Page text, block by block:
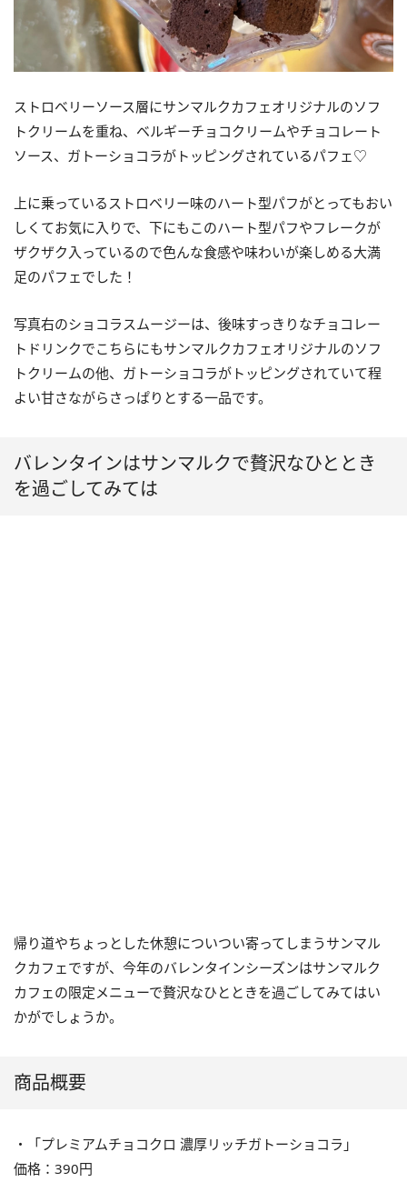
ストロベリーソース層にサンマルクカフェオリジナルのソフ
トクリームを重ね、ベルギーチョコクリームやチョコレート
ソース、ガトーショコラがトッピングされているパフェ♡
上に乗っているストロベリー味のハート型パフがとってもおい
しくてお気に入りで、下にもこのハート型パフやフレークが
ザクザク入っているので色んな食感や味わいが楽しめる大満
足のパフェでした！
写真右のショコラスムージーは、後味すっきりなチョコレー
トドリンクでこちらにもサンマルクカフェオリジナルのソフ
トクリームの他、ガトーショコラがトッピングされていて程
よい甘さながらさっぱりとする一品です。
バレンタインはサンマルクで贅沢なひととき
を過ごしてみては
帰り道やちょっとした休憩についつい寄ってしまうサンマル
クカフェですが、今年のバレンタインシーズンはサンマルク
カフェの限定メニューで贅沢なひとときを過ごしてみてはい
かがでしょうか。
商品概要
・「プレミアムチョコクロ 濃厚リッチガトーショコラ」
価格：390円